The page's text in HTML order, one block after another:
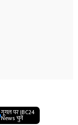
गूगल पर IBC24
News चुनें